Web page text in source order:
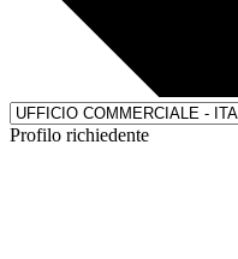
Profilo richiedente